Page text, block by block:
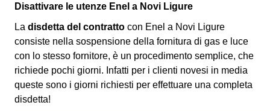
Disattivare le utenze Enel a Novi Ligure
La disdetta del contratto con Enel a Novi Ligure
consiste nella sospensione della fornitura di gas e luce
con lo stesso fornitore, è un procedimento semplice, che
richiede pochi giorni. Infatti per i clienti novesi in media
queste sono i giorni richiesti per effettuare una completa
disdetta!